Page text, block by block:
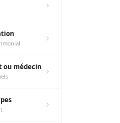
ou médecin